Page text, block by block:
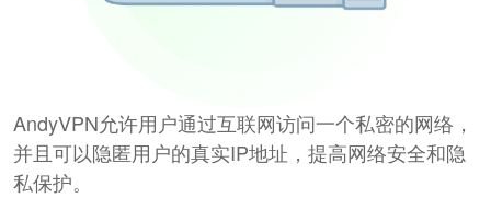
AndyVPN允许用户通过互联网访问一个私密的网络，
并且可以隐匿用户的真实IP地址，提高网络安全和隐
私保护。